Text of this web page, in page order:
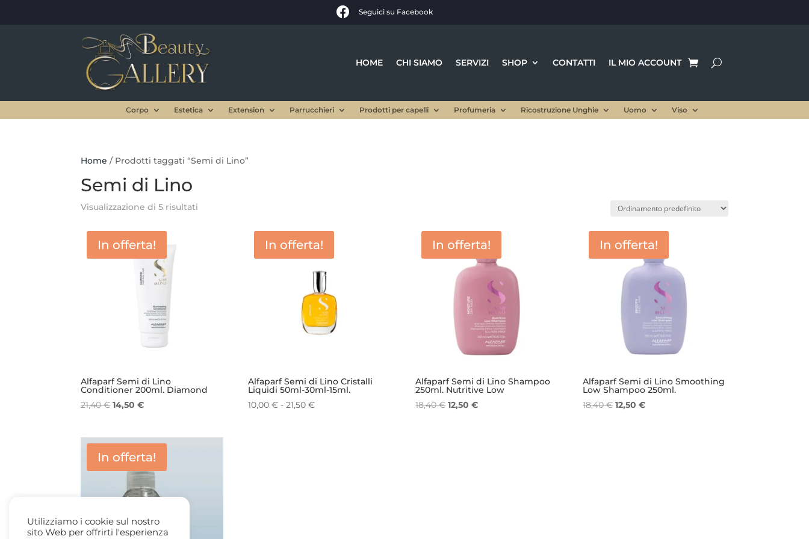
 Seguici su Facebook
HOME CHI SIAMO SERVIZI SHOP CONTATTI IL MIO ACCOUNT
Corpo Estetica Extension Parrucchieri Prodotti per capelli Profumeria Ricostruzione Unghie Uomo Viso
Home / Prodotti taggati “Semi di Lino”
Semi di Lino
Visualizzazione di 5 risultati
In offerta!
Alfaparf Semi di Lino
Conditioner 200ml. Diamond
21,40€Il
era:
21,40 €.
14,50€Il
è:
14,50 €.
In offerta!
Alfaparf Semi di Lino Cristalli
Liquidi 50ml-30ml-15ml.
10,00€ - 21,50€Fascia
In offerta!
Alfaparf Semi di Lino Shampoo
250ml. Nutritive Low
18,40€ Il
12,50€Il
In offerta!
Alfaparf Semi di Lino Smoothing
Low Shampoo 250ml.
18,40€ Il
12,50€Il
In offerta!
Utilizziamo i cookie sul nostro
sito Web per offrirti l'esperienza